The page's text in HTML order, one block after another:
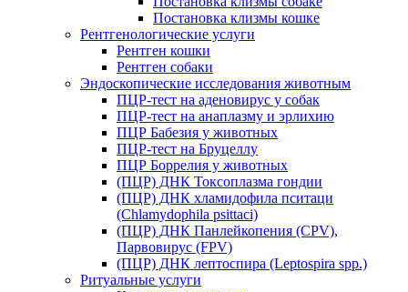
Постановка клизмы кошке
Рентгенологические услуги
Рентген кошки
Рентген собаки
Эндоскопические исследования животным
ПЦР-тест на аденовирус у собак
ПЦР-тест на анаплазму и эрлихию
ПЦР Бабезия у животных
ПЦР-тест на Бруцеллу
ПЦР Боррелия у животных
(ПЦР) ДНК Токсоплазма гондии
(ПЦР) ДНК хламидофила пситаци
(Chlamydophila psittaci)
(ПЦР) ДНК Панлейкопения (CPV),
Парвовирус (FPV)
(ПЦР) ДНК лептоспира (Leptospira spp.)
Ритуальные услуги